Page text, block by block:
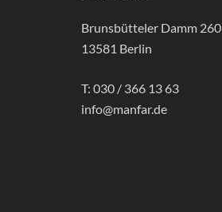
Brunsbütteler Damm 260
13581 Berlin
T: 030 / 366 13 63
info@manfar.de